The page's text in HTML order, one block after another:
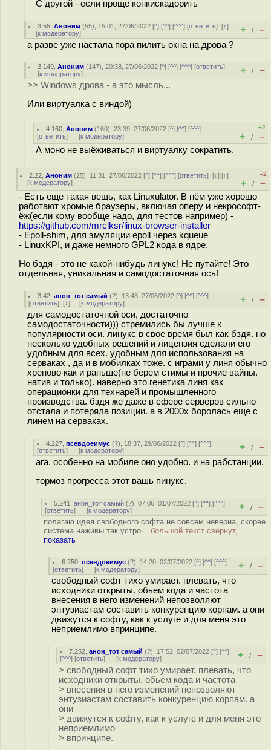
С другой - если проще конкискадорить
3.55 ,Аноним (55), 15:01, 27/06/2022 [^] [^^] [^^^] [ответить][↑]
[к модератору] + / –
а разве уже настала пора пилить окна на дрова ?
3.149 ,Аноним (147), 20:38, 27/06/2022 [^] [^^] [^^^] [ответить]
[к модератору] + / –
>> Windows дрова - а это мысль...
Или виртуалка с виндой)
4.160 ,Аноним (160), 23:39, 27/06/2022 [^] [^^] [^^^]
[ответить] [к модератору]
+2
+ / –
А моно не выёживаться и виртуалку сократить.
2.22 ,Аноним (25), 11:31, 27/06/2022 [^] [^^] [^^^] [ответить][↓] [↑]
[к модератору]
–2
+ / –
- Есть ещё такая вещь, как Linuxulator. В нём уже хорошо
работают хромые браузеры, включая оперу и некрософт-
ёж(если кому вообще надо, для тестов например) -
https://github.com/mrclksr/linux-browser-installer
- Epoll-shim, для эмуляции epoll через kqueue
- LinuxKPI, и даже немного GPL2 кода в ядре.
Но бздя - это не какой-нибудь линукс! Не путайте! Это
отдельная, уникальная и самодостаточная ось!
3.42 ,анон_тот самый (?), 13:48, 27/06/2022 [^] [^^] [^^^]
[ответить] [↓] [к модератору] + / –
для самодостаточной оси, достаточно
самодостаточности))) стремились бы лучше к
популярности оси. линукс в свое время был как бздя. но
несколько удобных решений и лицензия сделали его
удобным для всех. удобным для использования на
серваках , да и в мобилках тоже. с играми у линя обычно
хреново как и раньше(не берем стимы и прочие вайны.
натив и только). наверно это генетика линя как
операционки для технарей и промышленного
производства. бздя же даже в сфере серверов сильно
отстала и потеряла позиции. а в 2000х боролась еще с
линем на серваках.
4.227 ,псевдоеимус (?), 18:37, 29/06/2022 [^] [^^] [^^^]
[ответить] [к модератору] + / –
ага. особенно на мобиле оно удобно. и на рабстанции.
тормоз прогресса этот вашь пинукс.
5.241 ,анон_тот самый (?), 07:06, 01/07/2022 [^] [^^] [^^^]
[ответить] [к модератору] + / –
полагаю идея свободного софта не совсем неверна, скорее
система наживы так устро... большой текст свёрнут,
показать
6.250 ,псевдоеимус (?), 14:20, 02/07/2022 [^] [^^] [^^^]
[ответить] [к модератору] + / –
свободный софт тихо умирает. плевать, что
исходники открыты. обьем кода и частота
внесения в него изменений непозволяют
энтузиастам составить конкуренцию корпам. а они
движутся к софту, как к услуге и для меня это
неприемлимо впринципе.
7.252 ,анон_тот самый (?), 17:52, 02/07/2022 [^] [^^]
[^^^] [ответить] [к модератору] + / –
> свободный софт тихо умирает. плевать, что
исходники открыты. обьем кода и частота
> внесения в него изменений непозволяют
энтузиастам составить конкуренцию корпам. а
они
> движутся к софту, как к услуге и для меня это
неприемлимо
> впринципе.